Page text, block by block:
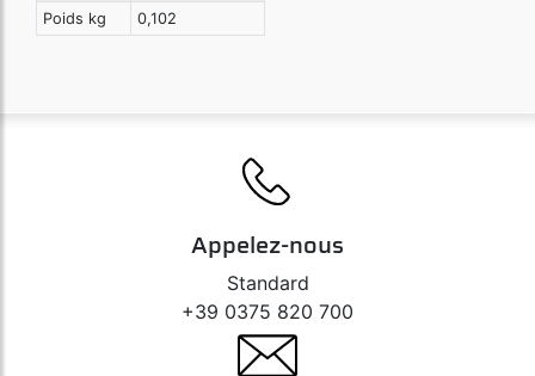
Poids kg 0,102
Appelez-nous
Standard
+39 0375 820 700